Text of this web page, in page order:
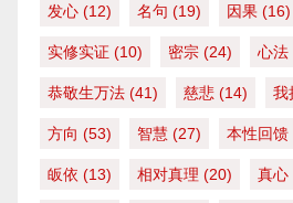
发心 (12) 名句 (19) 因果 (16)
实修实证 (10) 密宗 (24) 心法
恭敬生万法 (41) 慈悲 (14) 我
方向 (53) 智慧 (27) 本性回馈
皈依 (13) 相对真理 (20) 真心